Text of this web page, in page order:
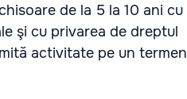
de la 5 la 10 ani cu
şi cu privarea de dreptul
activitate pe un termen